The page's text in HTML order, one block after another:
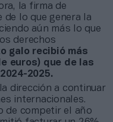
la firma de
de lo que genera la
aún más lo que
derechos
galo recibió más
euros) que de las
2025.
dirección a continuar
internacionales.
de competir el año